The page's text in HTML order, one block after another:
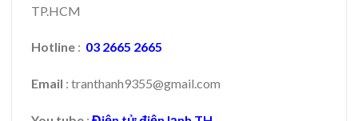
TP.HCM
Hotline : 03 2665 2665
Email : tranthanh9355@gmail.com